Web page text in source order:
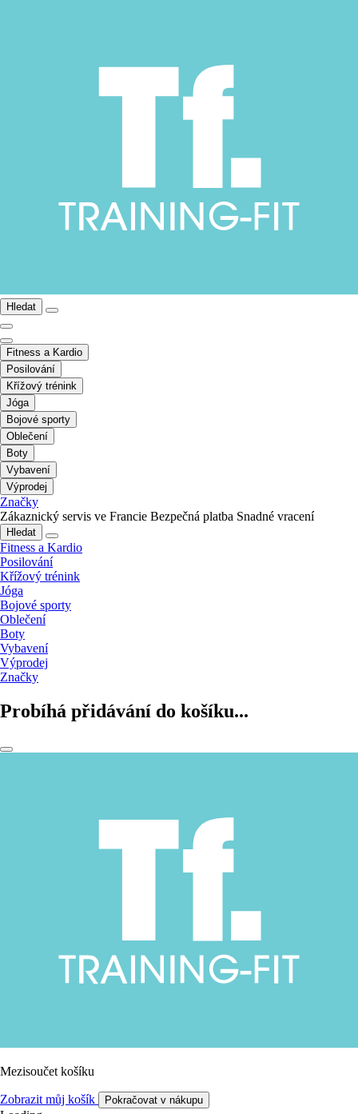
Hledat
Fitness a Kardio
Posilování
Křížový trénink
Jóga
Bojové sporty
Oblečení
Boty
Vybavení
Výprodej
Značky
Zákaznický servis ve Francie Bezpečná platba Snadné vracení
Hledat
Fitness a Kardio
Posilování
Křížový trénink
Jóga
Bojové sporty
Oblečení
Boty
Vybavení
Výprodej
Značky
Probíhá přidávání do košíku...
Mezisoučet košíku
Zobrazit můj košík Pokračovat v nákupu